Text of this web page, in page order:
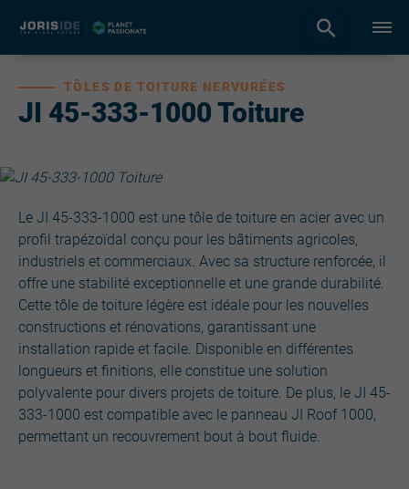
JI 45-333-1000 Toiture
TÔLES DE TOITURE NERVURÉES
Le JI 45-333-1000 est une tôle de toiture en acier avec un
profil trapézoïdal conçu pour les bâtiments agricoles,
industriels et commerciaux. Avec sa structure renforcée, il
offre une stabilité exceptionnelle et une grande durabilité.
Cette tôle de toiture légère est idéale pour les nouvelles
constructions et rénovations, garantissant une
installation rapide et facile. Disponible en différentes
longueurs et finitions, elle constitue une solution
polyvalente pour divers projets de toiture. De plus, le JI 45-
333-1000 est compatible avec le panneau JI Roof 1000,
permettant un recouvrement bout à bout fluide.